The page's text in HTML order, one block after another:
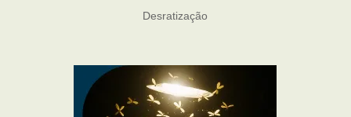
Desratização
Mosquito Mist
Mosquitos
Percevejo de Cama